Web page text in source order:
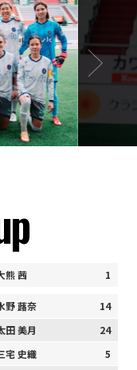
1
熊 茜
14
野 蕗奈
24
田 美月
5
宅 史織